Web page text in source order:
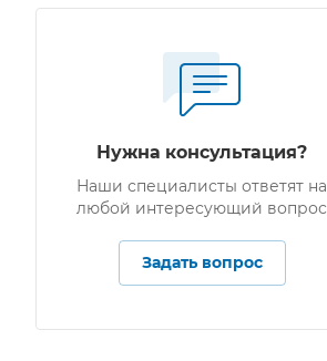
Нужна консультация?
Наши специалисты ответят на
любой интересующий вопрос
Задать вопрос